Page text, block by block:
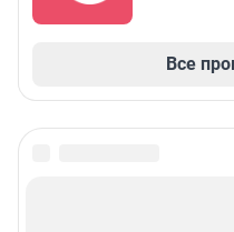
Все